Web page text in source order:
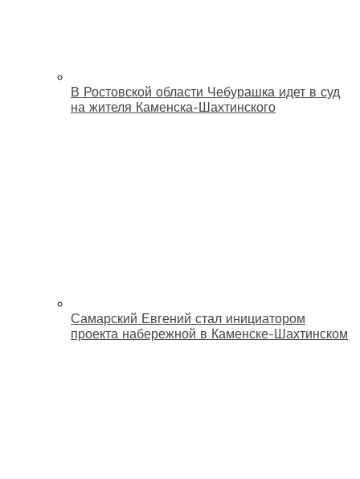
В Ростовской области Чебурашка идет в суд
на жителя Каменска-Шахтинского
Самарский Евгений стал инициатором
проекта набережной в Каменске-Шахтинском